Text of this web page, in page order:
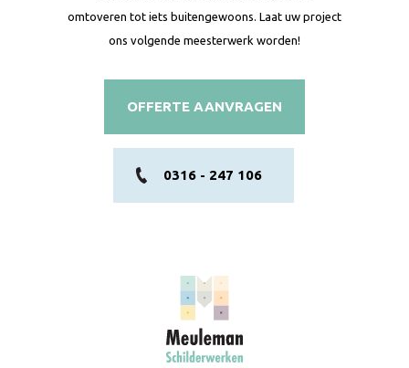
omtoveren tot iets buitengewoons. Laat uw project
ons volgende meesterwerk worden!
OFFERTE AANVRAGEN
0316 - 247 106